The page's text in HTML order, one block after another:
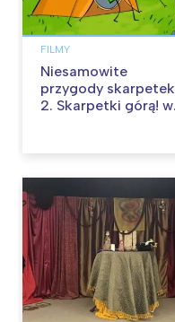
FILMY
Niesamowite
przygody skarpetek
2. Skarpetki górą! w